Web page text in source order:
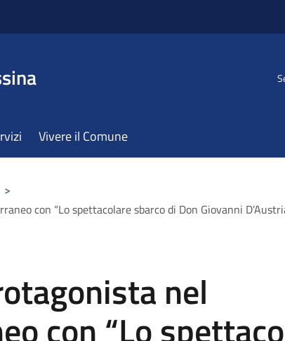
Vivere il Comune
>
con “Lo spettacolare sbarco di Don Giovanni
nel